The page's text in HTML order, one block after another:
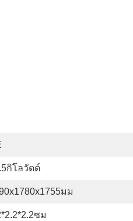
กิโลวัตต์
มม
ซม